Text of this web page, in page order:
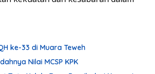
ke-33 di Muara Teweh
Nilai MCSP KPK